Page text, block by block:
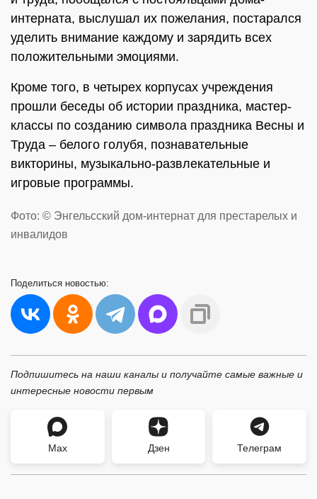
интерната, выслушал их пожелания, постарался
уделить внимание каждому и зарядить всех
положительными эмоциями.
Кроме того, в четырех корпусах учреждения
прошли беседы об истории праздника, мастер-
классы по созданию символа праздника Весны и
Труда – белого голубя, познавательные
викторины, музыкально-развлекательные и
игровые программы.
Фото: © Энгельсский дом-интернат для престарелых и
инвалидов
Поделиться новостью:
Подпишитесь на наши каналы и получайте самые важные и
интересные новости первым
Max Дзен Телеграм